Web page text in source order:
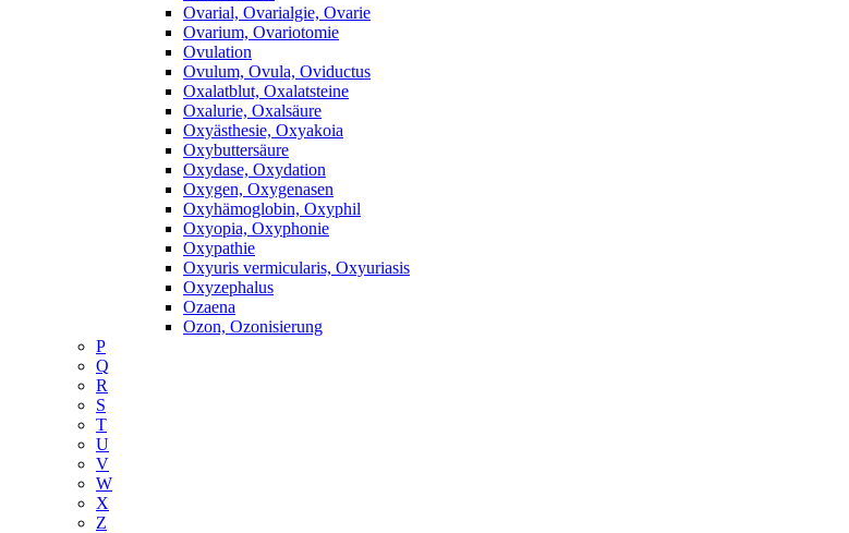
Ovarial, Ovarialgie, Ovarie
Ovarium, Ovariotomie
Ovulation
Ovulum, Ovula, Oviductus
Oxalatblut, Oxalatsteine
Oxalurie, Oxalsäure
Oxyästhesie, Oxyakoia
Oxybuttersäure
Oxydase, Oxydation
Oxygen, Oxygenasen
Oxyhämoglobin, Oxyphil
Oxyopia, Oxyphonie
Oxypathie
Oxyuris vermicularis, Oxyuriasis
Oxyzephalus
Ozaena
Ozon, Ozonisierung
P
Q
R
S
T
U
V
W
X
Z